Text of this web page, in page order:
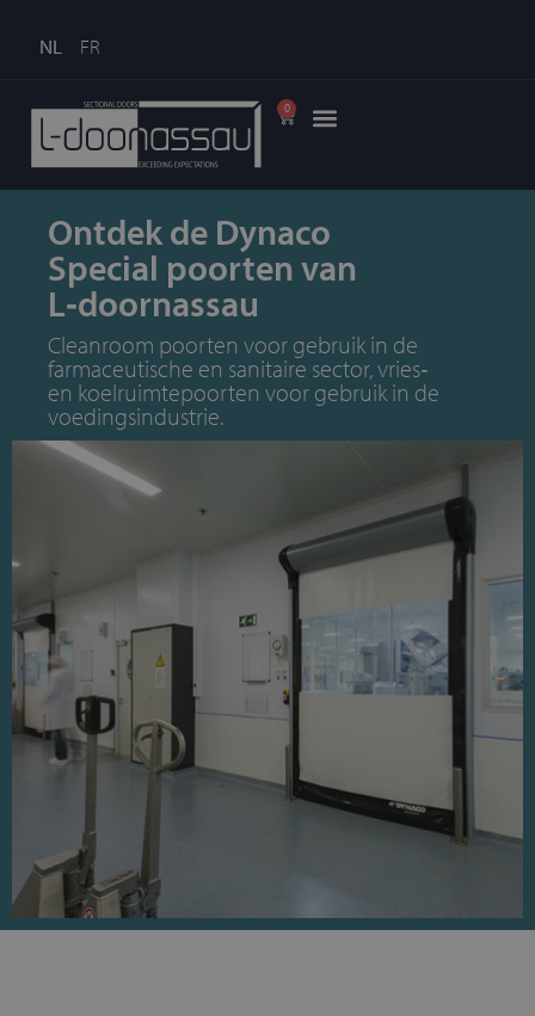
NL FR
0
Ontdek de Dynaco
Special poorten van
L‑doornassau
Cleanroom poorten voor gebruik in de
farmaceutische en sanitaire sector, vries‑
en koelruimtepoorten voor gebruik in de
voedingsindustrie.